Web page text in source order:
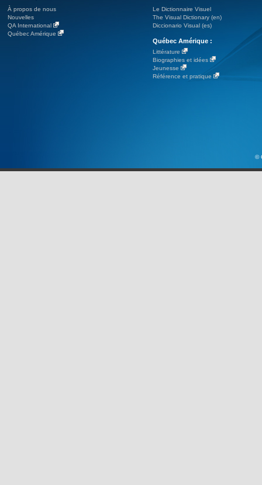
À propos de nous
Nouvelles
QA International
Québec Amérique
Le Dictionnaire Visuel
The Visual Dictionary (en)
Diccionario Visual (es)
Québec Amérique :
Littérature
Biographies et idées
Jeunesse
Référence et pratique
©